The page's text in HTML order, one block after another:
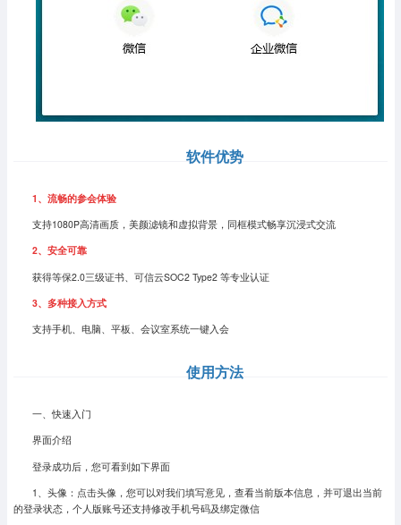
软件优势
1、 流畅的参会体验
支持1080P高清画质，美颜滤镜和虚拟背景，同框模式畅享沉浸式交流
2、 安全可靠
获得等保2.0三级证书、可信云SOC2 Type2 等专业认证
3、 多种接入方式
支持手机、电脑、平板、会议室系统一键入会
使用方法
一、快速入门
界面介绍
登录成功后，您可看到如下界面
1、头像：点击头像，您可以对我们填写意见，查看当前版本信息，并可退出当前
的登录状态，个人版账号还支持修改手机号码及绑定微信